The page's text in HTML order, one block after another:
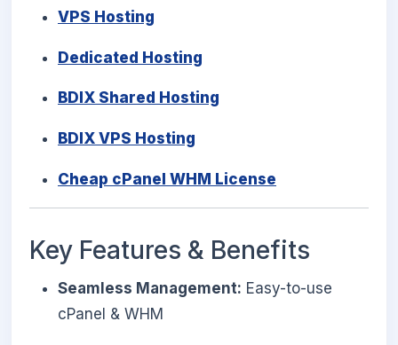
VPS Hosting
Dedicated Hosting
BDIX Shared Hosting
BDIX VPS Hosting
Cheap cPanel WHM License
Key Features & Benefits
Seamless Management: Easy-to-use
cPanel & WHM